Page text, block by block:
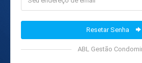
Resetar Senha
ABL Gestão